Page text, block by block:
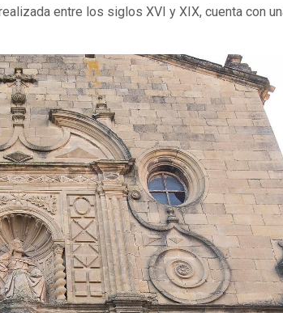
entre los siglos XVI y XIX, cuenta con